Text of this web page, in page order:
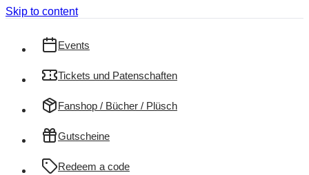
Skip to content
Events
Tickets und Patenschaften
Fanshop / Bücher / Plüsch
Gutscheine
Redeem a code